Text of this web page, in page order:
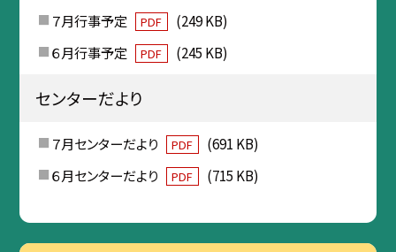
７月行事予定
PDF
(249 KB)
６月行事予定
PDF (245 KB)
センターだより
７月センターだより PDF
(691 KB)
６月センターだより
PDF (715 KB)